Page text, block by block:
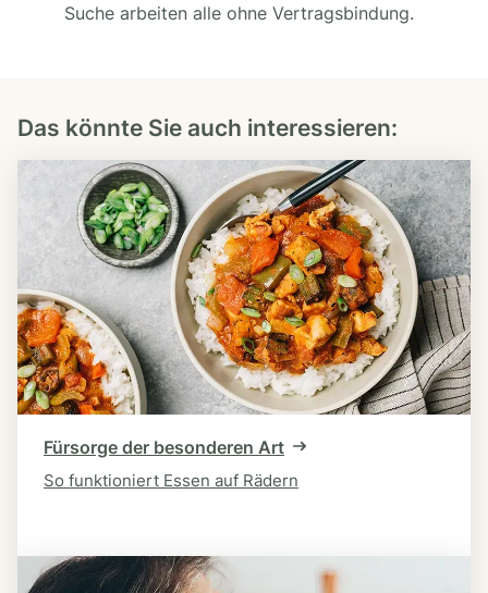
Suche arbeiten alle ohne Vertragsbindung.
Das könnte Sie auch interessieren:
Fürsorge der besonderen Art
So funktioniert Essen auf Rädern